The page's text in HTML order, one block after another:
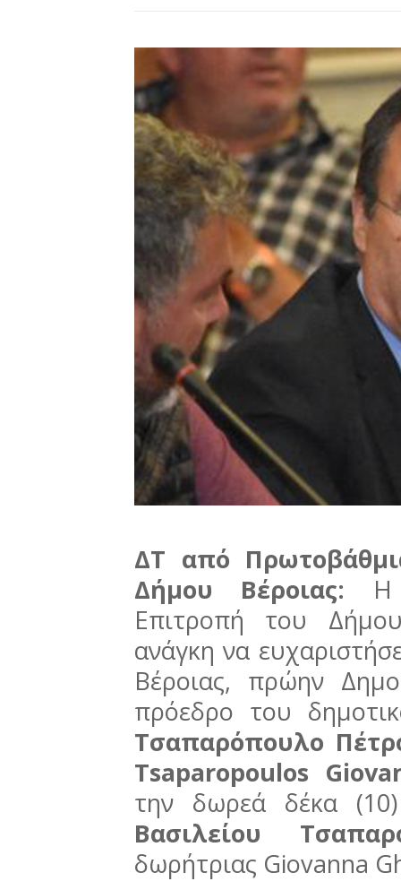
ΔΤ από
Δήμου Βέροιας: Η
Επιτροπή του
ανάγκη να
Βέροιας, πρώην
πρόεδρο του
Τσαπαρόπουλο
Tsaparopoulos
την δωρεά δέκα
Βασιλείου
δωρήτριας Giovanna